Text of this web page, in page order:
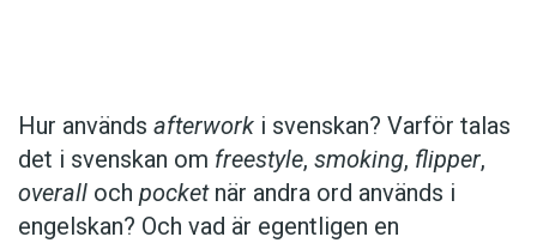
Hantera cookie-inställningar
Hur används afterwork i svenskan? Varför talas
det i svenskan om freestyle, smoking, flipper,
overall och pocketnär andra ord används i
engelskan? Och vad är egentligen en